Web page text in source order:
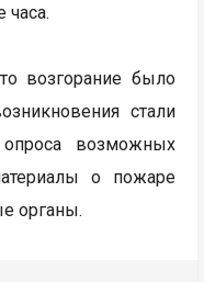
возгорание было
стали
возможных
о пожаре
органы.